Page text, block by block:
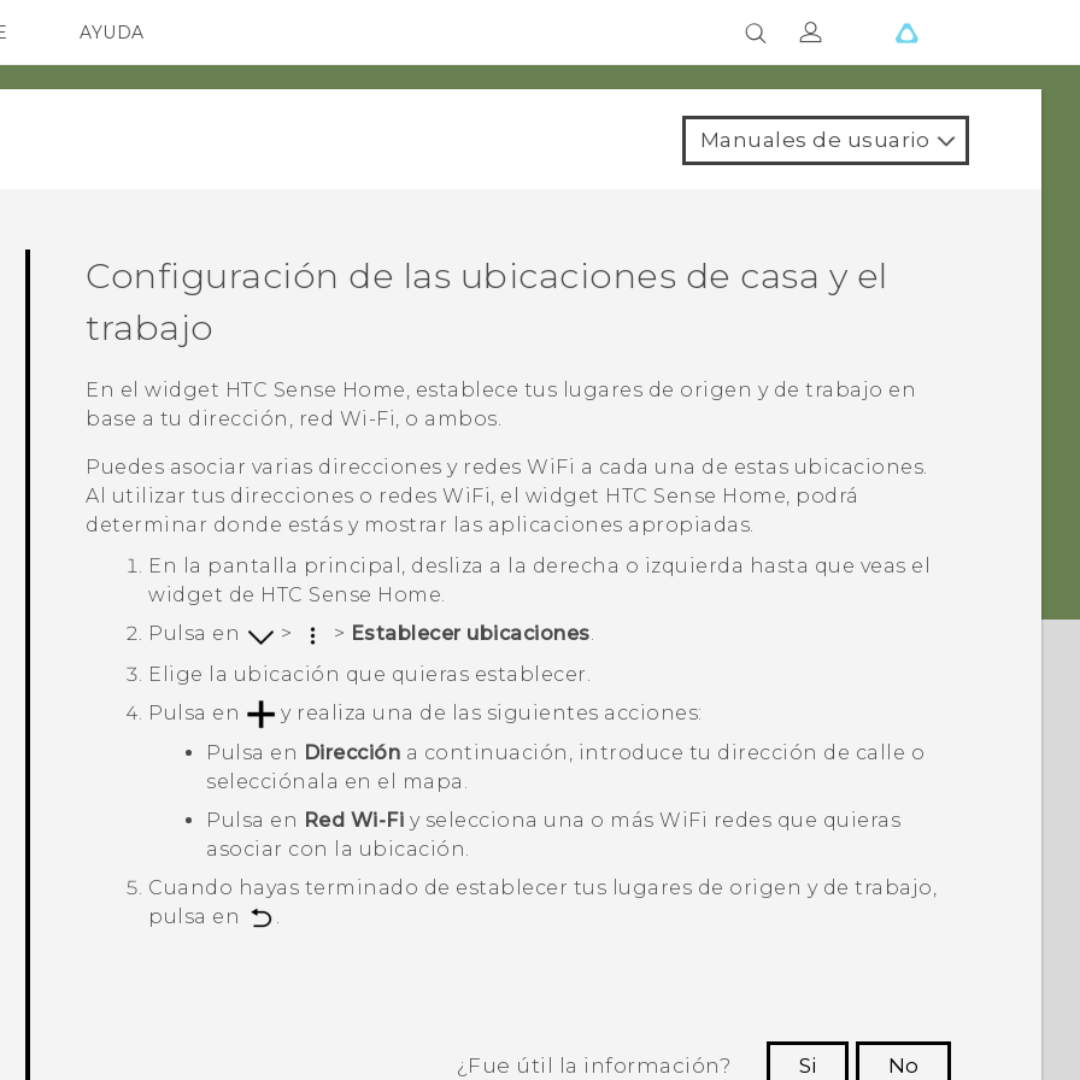
SMARTPHONES
AYUDA
y accesorios HTC
Manuales de usuario
Configuración de las ubicaciones de casa y el
trabajo
En el widget HTC Sense Home, establece tus lugares de origen y de trabajo en
base a tu dirección, red Wi-Fi, o ambos.
Puedes asociar varias direcciones y redesWiFi a cada una de estas ubicaciones.
Al utilizar tus direcciones o redesWiFi, el widget HTC Sense Home, podrá
determinar donde estás y mostrar las aplicaciones apropiadas.
En la pantalla principal , desliza a la derecha o izquierda hasta que veas el
widget de HTC Sense Home.
Pulsa en
> > Establecer ubicaciones.
Elige la ubicación que quieras establecer.
Pulsa en
y realiza una de las siguientes acciones:
Pulsa en Dirección a continuación, introduce tu dirección de calle o
selecciónala en el mapa.
Pulsa en Red Wi-Fi y selecciona una o másWiFi redes que quieras
asociar con la ubicación.
Cuando hayas terminado de establecer tus lugares de origen y de trabajo,
pulsa en
.
¿Fue útil la información? Si
No